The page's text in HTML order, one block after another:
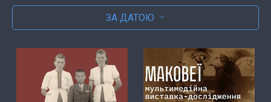
ЗА ДАТОЮ